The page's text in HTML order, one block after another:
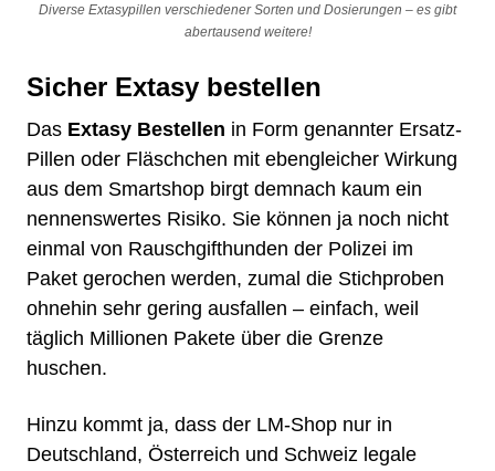
Diverse Extasypillen verschiedener Sorten und Dosierungen – es gibt
abertausend weitere!
Sicher Extasy bestellen
Das Extasy Bestellen in Form genannter Ersatz-
Pillen oder Fläschchen mit ebengleicher Wirkung
aus dem Smartshop birgt demnach kaum ein
nennenswertes Risiko. Sie können ja noch nicht
einmal von Rauschgifthunden der Polizei im
Paket gerochen werden, zumal die Stichproben
ohnehin sehr gering ausfallen – einfach, weil
täglich Millionen Pakete über die Grenze
huschen.
Hinzu kommt ja, dass der LM-Shop nur in
Deutschland, Österreich und Schweiz legale